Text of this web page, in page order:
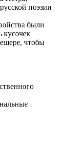
поэзии
были
кусочек
чтобы